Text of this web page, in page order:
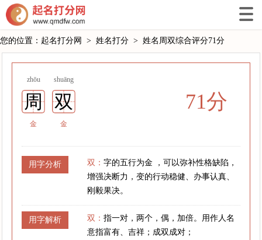
您的位置： 起名打分网 > 姓名打分 > 姓名周双综合评分71分
zhōu shuāng
周 双
金 金
71分
用字分析 双：字的五行为金 ，可以弥补性格缺陷，
增强决断力，变的行动稳健、办事认真、
刚毅果决。
用字解析 双：指一对，两个，偶，加倍。用作人名
意指富有、吉祥；成双成对；